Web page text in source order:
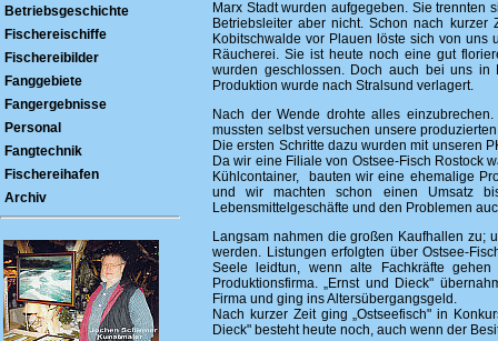
Betriebsgeschichte
Fischereischiffe
Fischereibilder
Fanggebiete
Fangergebnisse
Personal
Fangtechnik
Fischereihafen
Archiv
Marx Stadt wurden aufgegeben. Sie
Betriebsleiter aber nicht. Schon nach
Kobitschwalde vor Plauen löste sich von
Räucherei. Sie ist heute noch eine gut
wurden geschlossen. Doch auch bei uns
Produktion wurde nach Stralsund verlagert.
Nach der Wende drohte alles
mussten selbst versuchen unsere
Die ersten Schritte dazu wurden mit unseren
Da wir eine Filiale von Ostsee-Fisch Rostock
Kühlcontainer, bauten wir eine ehemalige
und wir machten schon einen Umsatz
Lebensmittelgeschäfte und den Problemen
Langsam nahmen die großen Kaufhallen zu;
werden. Listungen erfolgten über Ostsee-
Seele leidtun, wenn alte Fachkräfte
Produktionsfirma. „Ernst und Dieck"
Firma und ging ins Altersübergangsgeld.
Nach kurzer Zeit ging „Ostseefisch" in
Dieck" besteht heute noch, auch wenn der